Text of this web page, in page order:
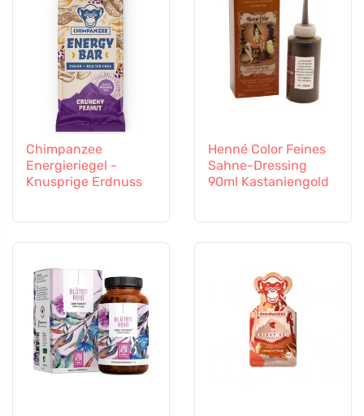
Chimpanzee
Energieriegel -
Knusprige Erdnuss
Henné Color Feines
Sahne-Dressing
90ml Kastaniengold